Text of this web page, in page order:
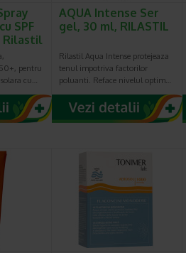
SPF
Rilastil
pentru
cu…
AQUA Intense Ser
gel, 30 ml, RILASTIL
Rilastil Aqua Intense protejeaza
tenul impotriva factorilor
poluanti. Reface nivelul optim…